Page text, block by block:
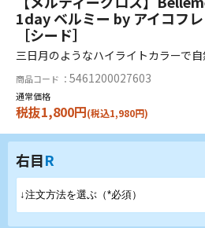
1day ベルミー by アイコフ
［シード］
三日月のようなハイライトカラーで
商品コード ： 5461200027603
通常価格
税抜1,800円(税込1,980円)
右目R